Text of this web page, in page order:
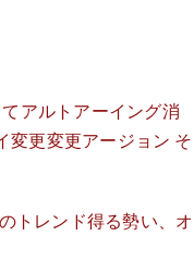
アルトアーイング消
変更変更アージョン そ
トレンド得る勢い、オ